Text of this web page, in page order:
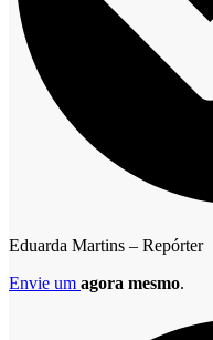
Eduarda Martins – Repórter
Envie um agora mesmo.